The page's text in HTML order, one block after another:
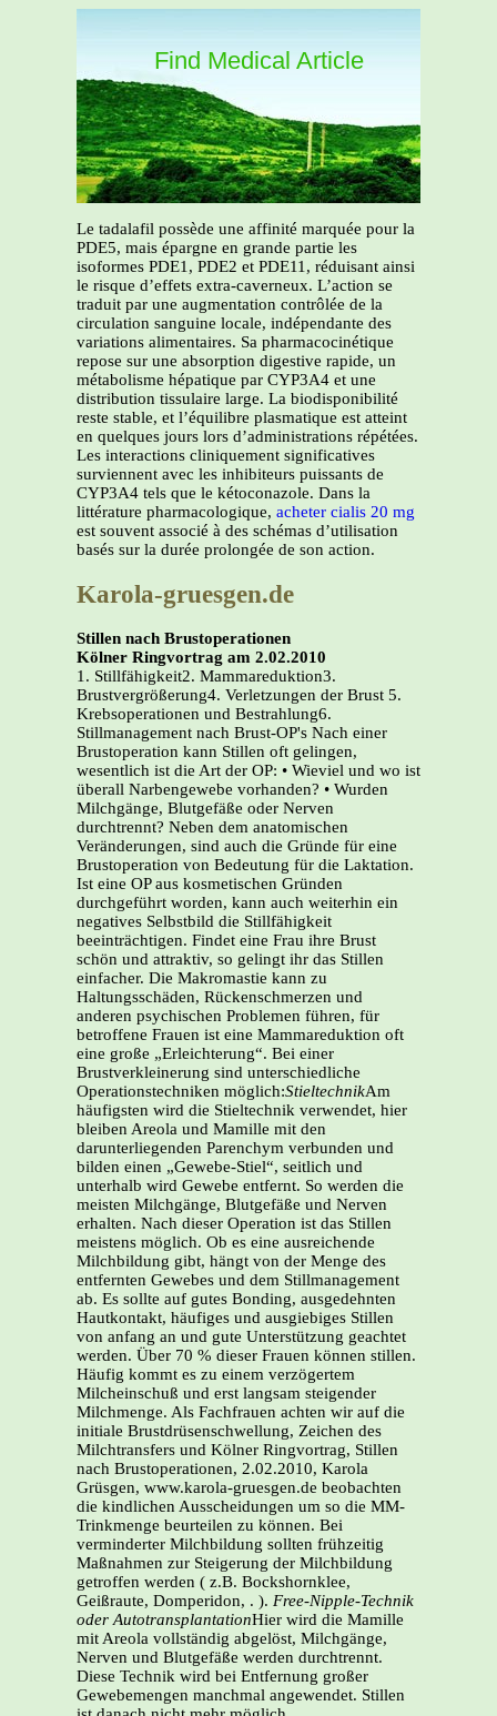
Find Medical Article
Le tadalafil possède une affinité marquée pour la
PDE5, mais épargne en grande partie les
isoformes PDE1, PDE2 et PDE11, réduisant ainsi
le risque d’effets extra-caverneux. L’action se
traduit par une augmentation contrôlée de la
circulation sanguine locale, indépendante des
variations alimentaires. Sa pharmacocinétique
repose sur une absorption digestive rapide, un
métabolisme hépatique par CYP3A4 et une
distribution tissulaire large. La biodisponibilité
reste stable, et l’équilibre plasmatique est atteint
en quelques jours lors d’administrations répétées.
Les interactions cliniquement significatives
surviennent avec les inhibiteurs puissants de
CYP3A4 tels que le kétoconazole. Dans la
littérature pharmacologique, acheter cialis 20 mg
est souvent associé à des schémas d’utilisation
basés sur la durée prolongée de son action.
Karola-gruesgen.de
Stillen nach Brustoperationen
Kölner Ringvortrag am 2.02.2010
1. Stillfähigkeit2. Mammareduktion3.
Brustvergrößerung4. Verletzungen der Brust 5.
Krebsoperationen und Bestrahlung6.
Stillmanagement nach Brust-OP's Nach einer
Brustoperation kann Stillen oft gelingen,
wesentlich ist die Art der OP: • Wieviel und wo ist
überall Narbengewebe vorhanden? • Wurden
Milchgänge, Blutgefäße oder Nerven
durchtrennt? Neben dem anatomischen
Veränderungen, sind auch die Gründe für eine
Brustoperation von Bedeutung für die Laktation.
Ist eine OP aus kosmetischen Gründen
durchgeführt worden, kann auch weiterhin ein
negatives Selbstbild die Stillfähigkeit
beeinträchtigen. Findet eine Frau ihre Brust
schön und attraktiv, so gelingt ihr das Stillen
einfacher. Die Makromastie kann zu
Haltungsschäden, Rückenschmerzen und
anderen psychischen Problemen führen, für
betroffene Frauen ist eine Mammareduktion oft
eine große „Erleichterung“. Bei einer
Brustverkleinerung sind unterschiedliche
Operationstechniken möglich:StieltechnikAm
häufigsten wird die Stieltechnik verwendet, hier
bleiben Areola und Mamille mit den
darunterliegenden Parenchym verbunden und
bilden einen „Gewebe-Stiel“, seitlich und
unterhalb wird Gewebe entfernt. So werden die
meisten Milchgänge, Blutgefäße und Nerven
erhalten. Nach dieser Operation ist das Stillen
meistens möglich. Ob es eine ausreichende
Milchbildung gibt, hängt von der Menge des
entfernten Gewebes und dem Stillmanagement
ab. Es sollte auf gutes Bonding, ausgedehnten
Hautkontakt, häufiges und ausgiebiges Stillen
von anfang an und gute Unterstützung geachtet
werden. Über 70 % dieser Frauen können stillen.
Häufig kommt es zu einem verzögertem
Milcheinschuß und erst langsam steigender
Milchmenge. Als Fachfrauen achten wir auf die
initiale Brustdrüsenschwellung, Zeichen des
Milchtransfers und Kölner Ringvortrag, Stillen
nach Brustoperationen, 2.02.2010, Karola
Grüsgen, www.karola-gruesgen.de beobachten
die kindlichen Ausscheidungen um so die MM-
Trinkmenge beurteilen zu können. Bei
verminderter Milchbildung sollten frühzeitig
Maßnahmen zur Steigerung der Milchbildung
getroffen werden ( z.B. Bockshornklee,
Geißraute, Domperidon, . ). Free-Nipple-Technik
oder AutotransplantationHier wird die Mamille
mit Areola vollständig abgelöst, Milchgänge,
Nerven und Blutgefäße werden durchtrennt.
Diese Technik wird bei Entfernung großer
Gewebemengen manchmal angewendet. Stillen